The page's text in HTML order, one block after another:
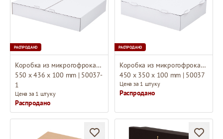
РАСПРОДАНО
Коробка из микрогофрокартона
550 x 436 x 100 mm | 50037-
1
Цена за 1 штуку
Распродано
РАСПРОДАНО
Коробка из микрогофрокартона
450 x 350 x 100 mm | 50037
Цена за 1 штуку
Распродано